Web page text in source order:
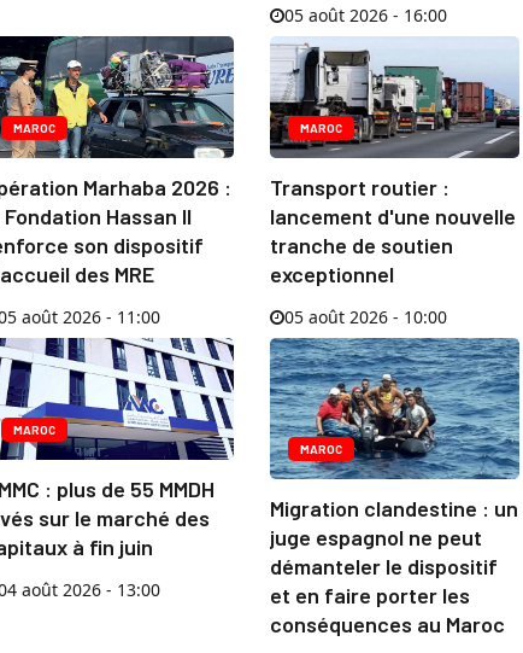
05 août 2026 - 16:00
MAROC
Marhaba 2026 :
Fondation Hassan II
son dispositif
des MRE
août 2026 - 11:00
MAROC
Transport routier :
lancement d'une nouvelle
tranche de soutien
exceptionnel
05 août 2026 - 10:00
MAROC
: plus de 55 MMDH
sur le marché des
à fin juin
août 2026 - 13:00
MAROC
Migration clandestine : un
juge espagnol ne peut
démanteler le dispositif
et en faire porter les
conséquences au Maroc